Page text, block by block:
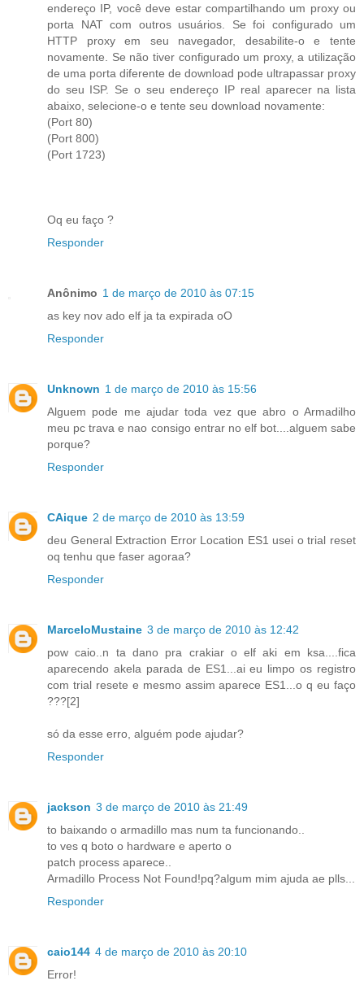
endereço IP, você deve estar compartilhando um proxy ou
porta NAT com outros usuários. Se foi configurado um
HTTP proxy em seu navegador, desabilite-o e tente
novamente. Se não tiver configurado um proxy, a utilização
de uma porta diferente de download pode ultrapassar proxy
do seu ISP. Se o seu endereço IP real aparecer na lista
abaixo, selecione-o e tente seu download novamente:
(Port 80)
(Port 800)
(Port 1723)
Oq eu faço ?
Responder
Anônimo 1 de março de 2010 às 07:15
as key nov ado elf ja ta expirada oO
Responder
Unknown 1 de março de 2010 às 15:56
Alguem pode me ajudar toda vez que abro o Armadilho
meu pc trava e nao consigo entrar no elf bot....alguem sabe
porque?
Responder
CAique 2 de março de 2010 às 13:59
deu General Extraction Error Location ES1 usei o trial reset
oq tenhu que faser agoraa?
Responder
MarceloMustaine 3 de março de 2010 às 12:42
pow caio..n ta dano pra crakiar o elf aki em ksa....fica
aparecendo akela parada de ES1...ai eu limpo os registro
com trial resete e mesmo assim aparece ES1...o q eu faço
???[2]
só da esse erro, alguém pode ajudar?
Responder
jackson 3 de março de 2010 às 21:49
to baixando o armadillo mas num ta funcionando..
to ves q boto o hardware e aperto o
patch process aparece..
Armadillo Process Not Found!pq?algum mim ajuda ae plls...
Responder
caio144 4 de março de 2010 às 20:10
Error!